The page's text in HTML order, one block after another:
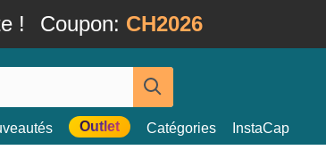
! Coupon: CH2026
Outlet Catégories InstaCap